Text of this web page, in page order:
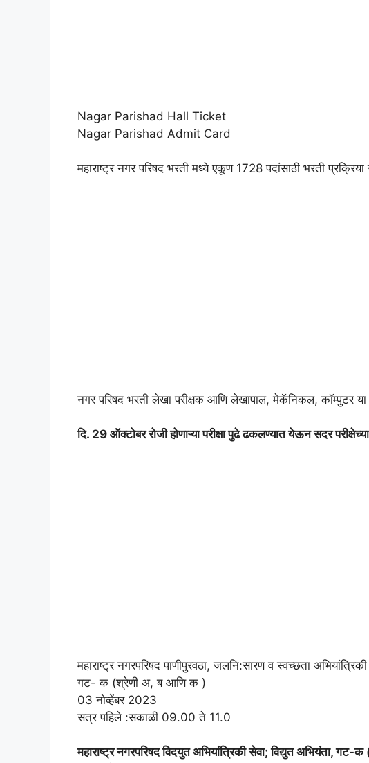
Nagar Parishad Hall Ticket
Nagar Parishad Admit Card
महाराष्ट्र नगर परिषद भरती मध्ये एकूण 1728 पदांसाठी भरती
नगर परिषद भरती लेखा परीक्षक आणि लेखापाल, मेकॅनिकल, कॉम्पुटर
दि. 29 ऑक्टोबर रोजी होणाऱ्या परीक्षा पुढे ढकलण्यात येऊन सदर
महाराष्ट्र नगरपरिषद पाणीपुरवठा, जलनि:सारण व स्वच्छता
गट- क (श्रेणी अ, ब आणि क )
03 नोव्हेंबर 2023
सत्र पहिले :सकाळी 09.00 ते 11.0
महाराष्ट्र नगरपरिषद विदयुत अभियांत्रिकी सेवा; विद्युत अभियंता,